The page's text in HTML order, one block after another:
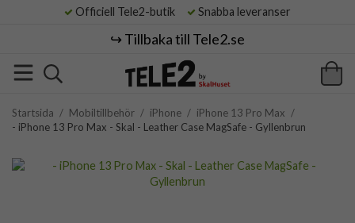
Officiell Tele2-butik Snabba leveranser
↪️ Tillbaka till Tele2.se
Startsida / Mobiltillbehör / iPhone / iPhone 13 Pro Max /
- iPhone 13 Pro Max - Skal - Leather Case MagSafe - Gyllenbrun